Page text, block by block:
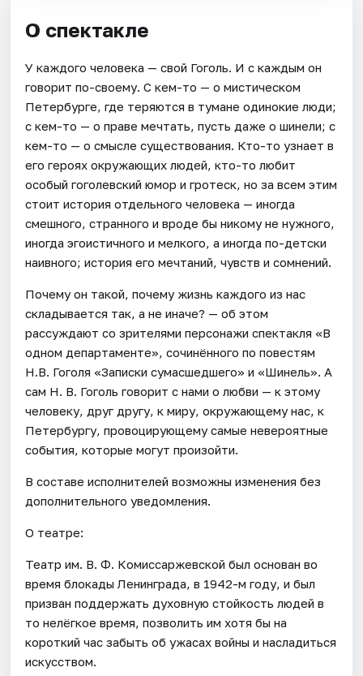
О спектакле
У каждого человека — свой Гоголь. И с каждым он
говорит по-своему. С кем-то — о мистическом
Петербурге, где теряются в тумане одинокие люди;
с кем-то — о праве мечтать, пусть даже о шинели; с
кем-то — о смысле существования. Кто-то узнает в
его героях окружающих людей, кто-то любит
особый гоголевский юмор и гротеск, но за всем этим
стоит история отдельного человека — иногда
смешного, странного и вроде бы никому не нужного,
иногда эгоистичного и мелкого, а иногда по-детски
наивного; история его мечтаний, чувств и сомнений.
Почему он такой, почему жизнь каждого из нас
складывается так, а не иначе? — об этом
рассуждают со зрителями персонажи спектакля «В
одном департаменте», сочинённого по повестям
Н.В. Гоголя «Записки сумасшедшего» и «Шинель». А
сам Н. В. Гоголь говорит с нами о любви — к этому
человеку, друг другу, к миру, окружающему нас, к
Петербургу, провоцирующему самые невероятные
события, которые могут произойти.
В составе исполнителей возможны изменения без
дополнительного уведомления.
О театре:
Театр им. В. Ф. Комиссаржевской был основан во
время блокады Ленинграда, в 1942-м году, и был
призван поддержать духовную стойкость людей в
то нелёгкое время, позволить им хотя бы на
короткий час забыть об ужасах войны и насладиться
искусством.